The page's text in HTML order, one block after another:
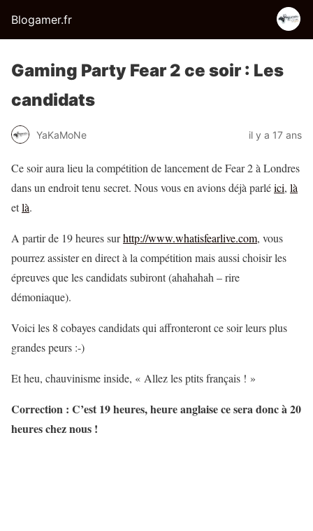
Blogamer.fr
Gaming Party Fear 2 ce soir : Les
candidats
YaKaMoNe il y a 17 ans
Ce soir aura lieu la compétition de lancement de Fear 2 à Londres
dans un endroit tenu secret. Nous vous en avions déjà parléici, là
etlà.
A partir de 19 heures surhttp://www.whatisfearlive.com, vous
pourrez assister en direct à la compétition mais aussi choisir les
épreuves que les candidats subiront (ahahahah – rire
démoniaque).
Voici les 8 cobayescandidats qui affronteront ce soir leurs plus
grandes peurs :-)
Et heu, chauvinisme inside, « Allez les ptits français ! »
Correction : C’est 19 heures, heure anglaise ce sera donc à 20
heures chez nous !